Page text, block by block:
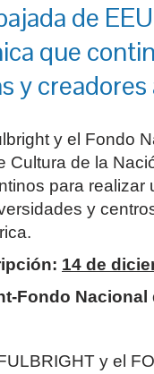
de
que
y
y el Fondo
Cultura de la
para
y
14 de
Fondo Nacional
y el